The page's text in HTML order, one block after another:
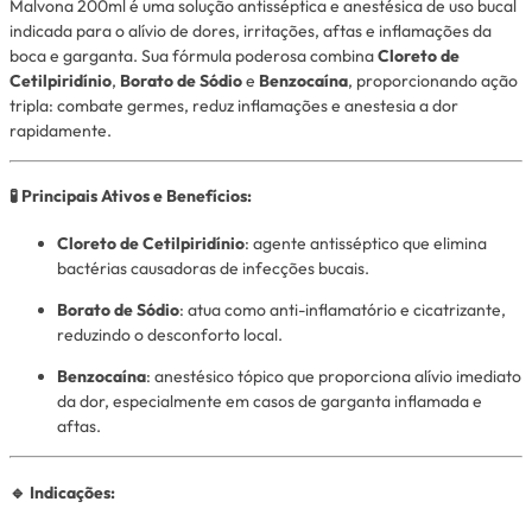
Malvona 200ml é uma solução antisséptica e anestésica de uso bucal
indicada para o alívio de dores, irritações, aftas e inflamações da
boca e garganta. Sua fórmula poderosa combinaCloreto de
Cetilpiridínio, Borato de Sódioe Benzocaína, proporcionando ação
tripla: combate germes, reduz inflamações e anestesia a dor
rapidamente.
🧪 Principais Ativos e Benefícios:
Cloreto de Cetilpiridínio: agente antisséptico que elimina
bactérias causadoras de infecções bucais.
Borato de Sódio: atua como anti-inflamatório e cicatrizante,
reduzindo o desconforto local.
Benzocaína: anestésico tópico que proporciona alívio imediato
da dor, especialmente em casos de garganta inflamada e
aftas.
🔹 Indicações: